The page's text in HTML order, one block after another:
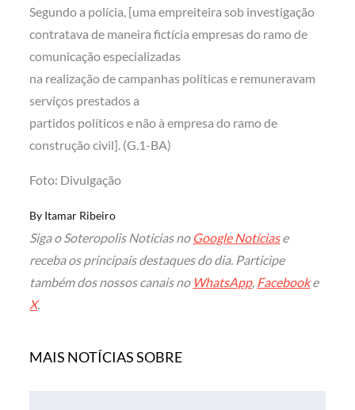
Segundo a polícia, [uma empreiteira sob investigação
contratava de maneira fictícia empresas do ramo de
comunicação especializadas
na realização de campanhas políticas e remuneravam
serviços prestados a
partidos políticos e não à empresa do ramo de
construção civil]. (G.1-BA)
Foto: Divulgação
By Itamar Ribeiro
Siga o Soteropolis Noticias no Google Notíciase
receba os principais destaques do dia. Participe
também dos nossos canais no WhatsApp, Facebooke
X.
MAIS NOTÍCIAS SOBRE